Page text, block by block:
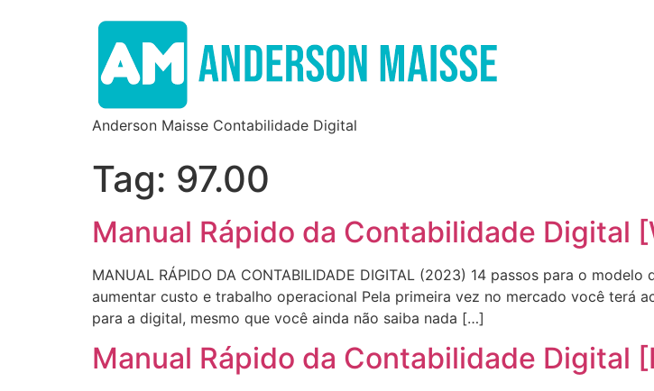
Anderson Maisse Contabilidade Digital
Tag: 97.00
Manual Rápido da Contabilidade Digital
MANUAL RÁPIDO DA CONTABILIDADE DIGITAL (2023) 14 passos para o
aumentar custo e trabalho operacional Pela primeira vez no mercado você terá
para a digital, mesmo que você ainda não saiba nada […]
Manual Rápido da Contabilidade Digital